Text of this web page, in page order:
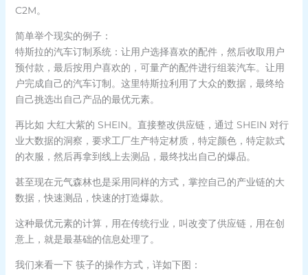
C2M。
简单举个现实的例子：
特斯拉的汽车订制系统：让用户选择喜欢的配件，然后收取用户
预付款，最后按用户喜欢的，可量产的配件进行组装汽车。让用
户完成自己的汽车订制。这里特斯拉利用了大众的数据，最终给
自己挑选出自己产品的最优元素。
再比如 大红大紫的 SHEIN。直接整改供应链，通过 SHEIN 对行
业大数据的洞察，要求工厂生产特定材质，特定颜色，特定款式
的衣服，然后再拿到线上去测品，最终找出自己的爆品。
甚至现在元气森林也是采用同样的方式，掌控自己的产业链的大
数据，快速测品，快速的打造爆款。
这种最优元素的计算，用在传统行业，叫改变了供应链，用在创
意上，就是最基础的信息处理了。
我们来看一下 筷子的操作方式，详如下图：